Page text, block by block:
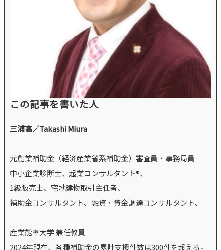
この記事を書いた人
三浦高／Takashi Miura
元創業補助金（経済産業省系補助金）審査員・事務局員
中小企業診断士、起業コンサルタント®、
1級販売士、宅地建物取引主任者、
補助金コンサルタント、融資・資金調達コンサルタント、
産業能率大学 兼任教員
2024年現在、各種補助金の累計支援件数は300件を超える。